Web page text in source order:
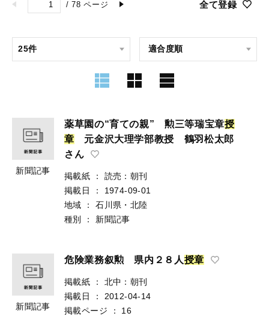
/ 78 ページ 全て登録
新聞記事
薬草園の“育ての親” 勲三等瑞宝章授
章 元金沢大理学部教授 鶴羽松太郎
さん
掲載紙 ：
読売：朝刊
掲載日
：
1974-09-01
地域
：
石川県・北陸
種別
： 新聞記事
新聞記事
危険業務叙勲 県内２８人授章
掲載紙 ：
北中：朝刊
掲載日
：
2012-04-14
掲載ページ
：
16